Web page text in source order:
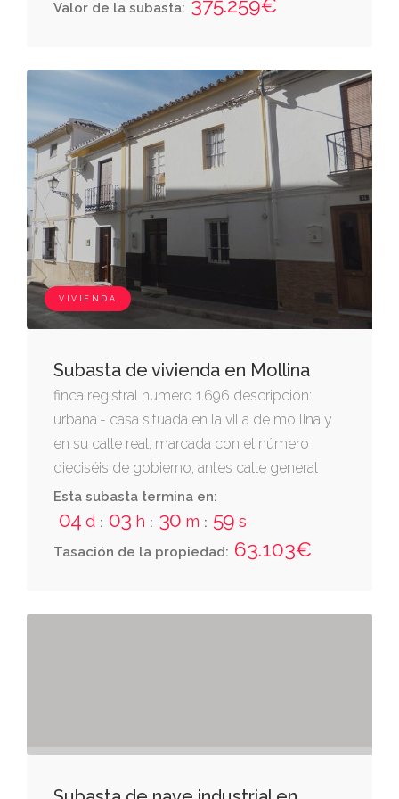
superficie construida de sesenta y nueve
centímetros cuadrados. linda: al oeste, por
donde tiene su entrada, en descansillo de
escalera; al norte, con el apartamento
número cinco de la misma planta; al oeste,
con jardín de la manzana a que pertenece; y,
al sur, con el apartamento número siete de
igual planta
Valor de la subasta: 375.259€
VIVIENDA
Subasta de vivienda en Mollina
finca registral numero 1.696 descripción:
urbana.- casa situada en la villa de mollina y
en su calle real, marcada con el número
dieciséis de gobierno, antes calle general
varela, marcada con el número catorce.
computa de dos cuerpos, con cocina, sala,
cámaras, cuadra, patio, zahurdón y la cuarta
parte de un pozo. tiene cinco metros de
metros cuadrados. linda: derecha entrando y
Esta subasta termina en:
04 d : 03 h : 30 m : 58 s
Tasación de la propiedad: 63.103€